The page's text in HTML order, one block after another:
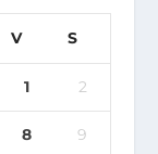
V S
1 2
8 9